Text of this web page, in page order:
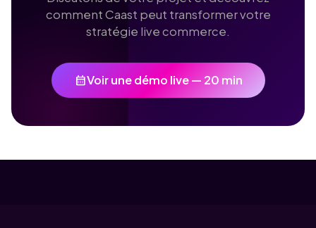
comment Caast peut transformer votre
stratégie live commerce.
calendar_monthVoir une démo live — 20 min